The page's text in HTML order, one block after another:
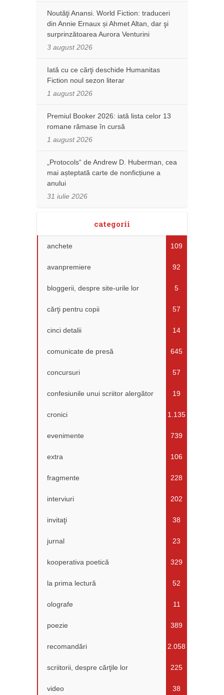
Noutăţi Anansi. World Fiction: traduceri
din Annie Ernaux și Ahmet Altan, dar şi
surprinzătoarea Aurora Venturini
3 august 2026
Iată cu ce cărţi deschide Humanitas
Fiction noul sezon literar
1 august 2026
Premiul Booker 2026: iată lista celor 13
romane rămase în cursă
1 august 2026
„Protocols“ de Andrew D. Huberman, cea
mai așteptată carte de nonficțiune a
anului
31 iulie 2026
categorii
anchete 109
avanpremiere 92
bloggerii, despre site-urile lor 5
cărţi pentru copii 57
cinci detalii 14
comunicate de presă 645
concursuri 57
confesiunile unui scriitor alergător 19
cronici 1.135
evenimente 739
extra 106
fragmente 228
interviuri 202
invitaţi 38
jurnal 23
kooperativa poetică 329
la prima lectură 52
olografe 11
poezie 389
recomandări 2.058
scriitorii, despre cărţile lor 225
video 38